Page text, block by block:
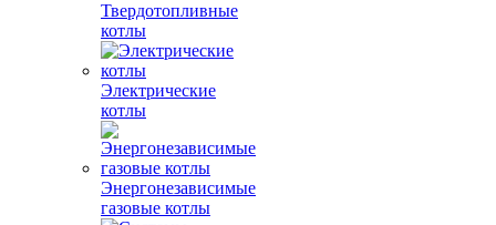
Твердотопливные
котлы
Электрические
котлы
Энергонезависимые
газовые котлы